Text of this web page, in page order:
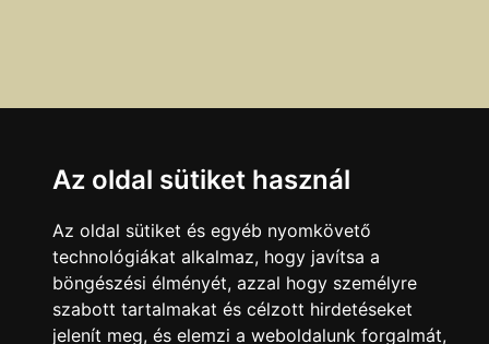
Az oldal sütiket használ
Az oldal sütiket és egyéb nyomkövető
technológiákat alkalmaz, hogy javítsa a
böngészési élményét, azzal hogy személyre
szabott tartalmakat és célzott hirdetéseket
jelenít meg, és elemzi a weboldalunk forgalmát,